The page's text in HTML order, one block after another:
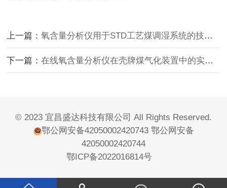
上一篇：氧含量分析仪用于STD工艺煤调湿系统的技术方案
下一篇：在线氧含量分析仪在壳牌煤气化装置中的实际应用
© 2023 宜昌盛达科技有限公司 All Rights Reserved.
鄂公网安备42050002420743 鄂公网安备
42050002420744
鄂ICP备2022016814号